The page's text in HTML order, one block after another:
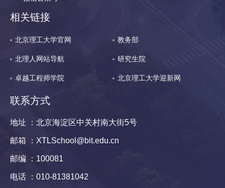
相关链接
北京理工大学官网 教务部
北理人网站导航 研究生院
卓越工程师学院 北京理工大学迎新网
联系方式
地址 ：北京海淀区中关村南大街5号
邮箱 ：XTLSchool@bit.edu.cn
邮编 ：100081
电话 ：010-81381042